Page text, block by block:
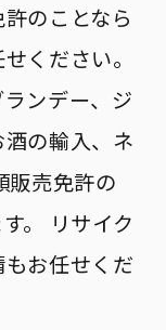
のことなら
ください。
ンデー、ジ
の輸入、ネ
販売免許の
。 リサイク
お任せくだ